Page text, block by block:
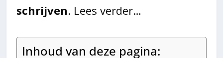
schrijven. Lees verder…
Inhoud van deze pagina: